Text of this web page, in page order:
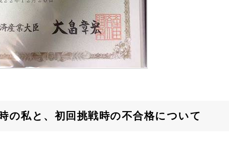
の私と、初回挑戦時の不合格について